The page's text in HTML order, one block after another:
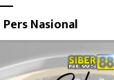
Nasional